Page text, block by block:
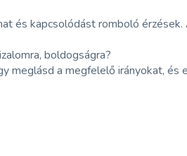
és kapcsolódást romboló
boldogságra?
meglásd a megfelelő irányokat, és